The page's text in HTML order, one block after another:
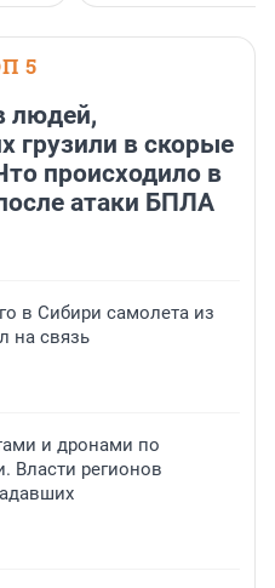
5
людей,
грузили в скорые
происходило в
атаки БПЛА
в Сибири самолета из
на связь
и дронами по
Власти регионов